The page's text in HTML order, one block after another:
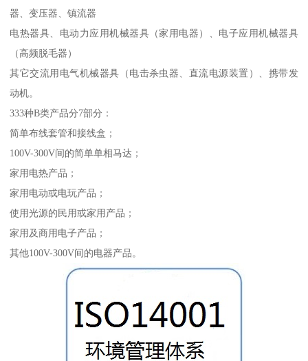
器、变压器、镇流器
电热器具、电动力应用机械器具（家用电器）、电子应用机械器具
（高频脱毛器）
其它交流用电气机械器具（电击杀虫器、直流电源装置）、携带发
动机。
333种B类产品分7部分：
简单布线套管和接线盒；
100V-300V间的简单单相马达；
家用电热产品；
家用电动或电玩产品；
使用光源的民用或家用产品；
家用及商用电子产品；
其他100V-300V间的电器产品。